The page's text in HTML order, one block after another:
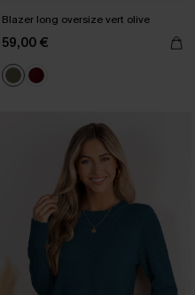
Blazer long oversize vert olive
59,00 €